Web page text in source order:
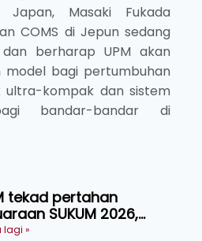
Japan, Masaki Fukada
COMS di Jepun sedang
berharap UPM akan
model bagi pertumbuhan
ultra-kompak dan sistem
bandar-bandar di
tekad pertahan
SUKUM 2026,
16 pingat emas
lagi »